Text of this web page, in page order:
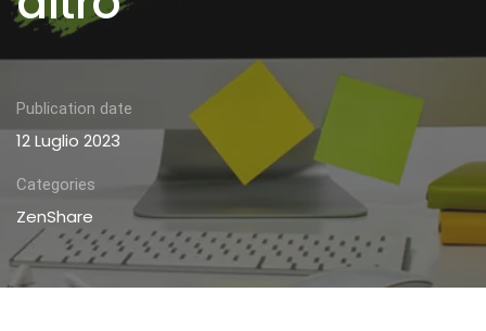
Publication date
12 Luglio 2023
Categories
ZenShare